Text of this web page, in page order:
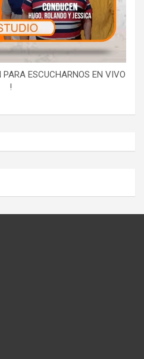
ESCUCHARNOS EN VIVO
!